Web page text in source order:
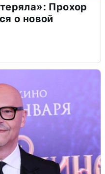
Прохор
о новой